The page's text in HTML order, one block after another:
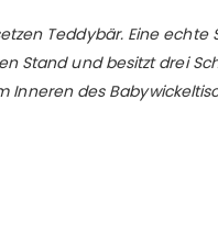
Teddybär. Eine echte
Stand und besitzt drei
Inneren des